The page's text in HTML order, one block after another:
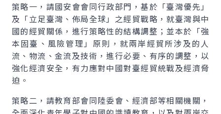
策略一，請國安會會同行政部門，基於「臺灣優先」
及「立足臺灣、佈局全球」之經貿戰略，就臺灣與中
國的經貿關係，進行策略性的結構調整；並本於「強
本固臺、風險管理」原則，就兩岸經貿所涉及的人
流、物流、金流及技術，進行必要、有序的調整，以
強化經濟安全，有力應對中國對臺經貿統戰及經濟脅
迫。
策略二，請教育部會同陸委會、經濟部等相關機關，